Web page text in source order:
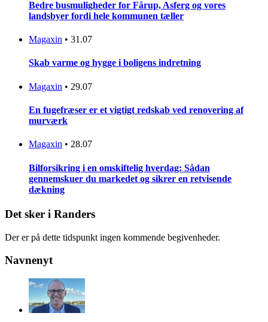
Bedre busmuligheder for Fårup, Asferg og vores
landsbyer fordi hele kommunen tæller
Magaxin • 31.07
Skab varme og hygge i boligens indretning
Magaxin • 29.07
En fugefræser er et vigtigt redskab ved renovering af
murværk
Magaxin • 28.07
Bilforsikring i en omskiftelig hverdag: Sådan
gennemskuer du markedet og sikrer en retvisende
dækning
Det sker i Randers
Der er på dette tidspunkt ingen kommende begivenheder.
Navnenyt